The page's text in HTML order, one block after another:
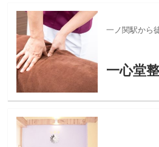
一ノ関駅から
一心堂